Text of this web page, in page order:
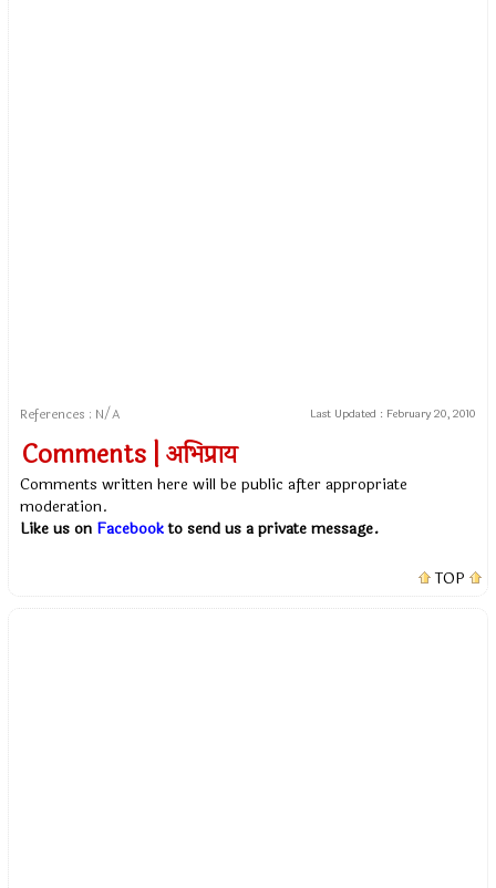
References : N/A Last Updated : February 20, 2010
Comments | अभिप्राय
Comments written here will be public after appropriate
moderation.
Like us on Facebookto send us a private message.
TOP